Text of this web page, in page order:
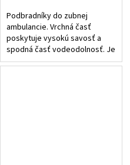
Podbradníky do zubnej
ambulancie. Vrchná časť
poskytuje vysokú savosť a
spodná časť vodeodolnosť. Je
vyrobený z jednej vrstvy extra